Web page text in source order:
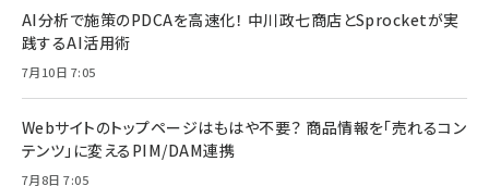
AI分析で施策のPDCAを高速化！ 中川政七商店とSprocketが実
践するAI活用術
7月10日 7:05
Webサイトのトップページはもはや不要？ 商品情報を「売れるコン
テンツ」に変えるPIM/DAM連携
7月8日 7:05